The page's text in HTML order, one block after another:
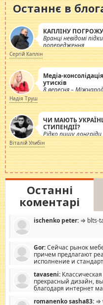
Останнє в
КАПЛІНУ
Вранці невідомі
попередження
Сергій Каплін
Медіа-
утисків
8 вересня –
журналістів.
Надія Труш
ЧИ МАЮТЬ
СТИПЕНДІЇ?
Рідко пишу
але вже просто
інсенуації навколо
Штучно
катастрофа.
Віталій Улибін
Останні
коментарі
ischenko peter: ⇒ blts-
Gor:Сейчас рынок
причем предлагают
исполнение и
дизайну, мало походит на
креативненько и что
без ненужных наворотов
tavaseni:
прекрасный дизайн,
благодаря интернет
romanenko sasha83: ⇒